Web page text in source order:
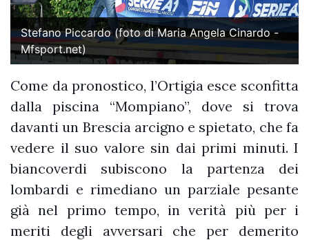
Stefano Piccardo (foto di Maria Angela Cinardo -
Mfsport.net)
Come da pronostico, l’Ortigia esce sconfitta
dalla piscina “Mompiano”, dove si trova
davanti un Brescia arcigno e spietato, che fa
vedere il suo valore sin dai primi minuti. I
biancoverdi subiscono la partenza dei
lombardi e rimediano un parziale pesante
già nel primo tempo, in verità più per i
meriti degli avversari che per demerito